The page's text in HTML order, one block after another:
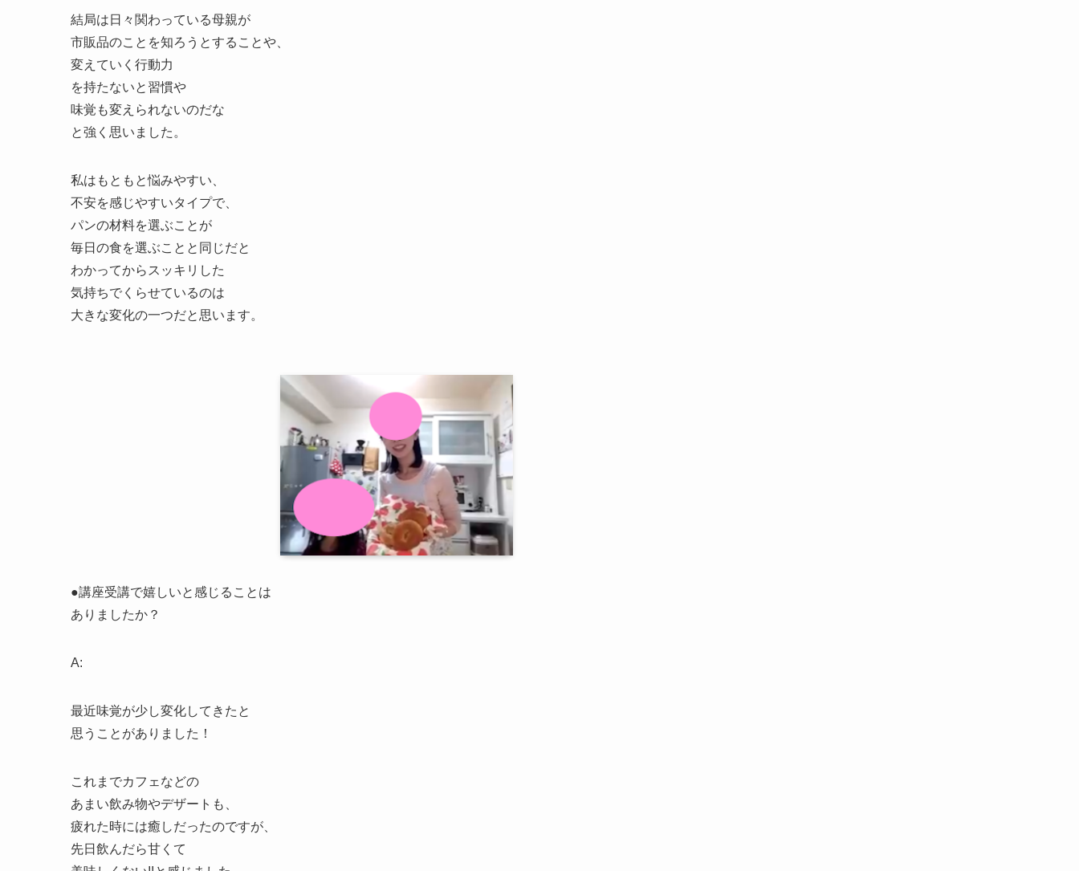
結局は日々関わっている母親が
市販品のことを知ろうとすることや、
変えていく行動力
を持たないと習慣や
味覚も変えられないのだな
と強く思いました。
私はもともと悩みやすい、
不安を感じやすいタイプで、
パンの材料を選ぶことが
毎日の食を選ぶことと同じだと
わかってからスッキリした
気持ちでくらせているのは
大きな変化の一つだと思います。
●講座受講で嬉しいと感じることは
ありましたか？
A:
最近味覚が少し変化してきたと
思うことがありました！
これまでカフェなどの
あまい飲み物やデザートも、
疲れた時には癒しだったのですが、
先日飲んだら甘くて